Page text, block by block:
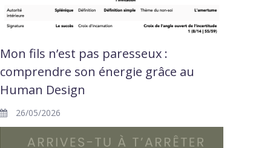
Mon fils n’est pas paresseux :
comprendre son énergie grâce au
Human Design
26/05/2026